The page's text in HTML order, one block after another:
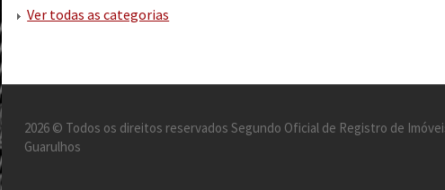
Ver todas as categorias
2026 © Todos os direitos reservados Segundo Oficial de Registro de
Guarulhos